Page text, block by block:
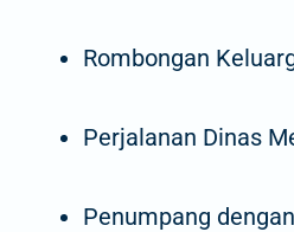
Rombongan
Perjalanan Dinas
Penumpang